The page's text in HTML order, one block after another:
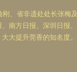
、省非遗处处长张梅及
南方日报、深圳日报、
大提升莞香的知名度。